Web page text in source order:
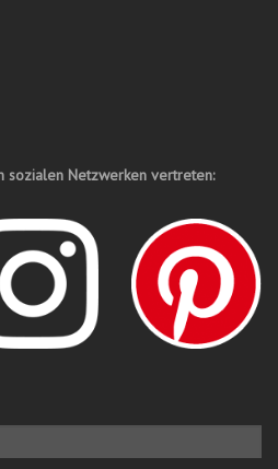
sozialen Netzwerken vertreten: